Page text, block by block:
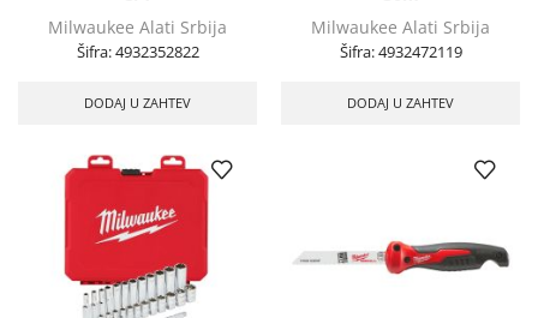
Milwaukee Alati Srbija
Šifra:4932352822
DODAJ U ZAHTEV
Milwaukee Alati Srbija
Šifra:4932472119
DODAJ U ZAHTEV